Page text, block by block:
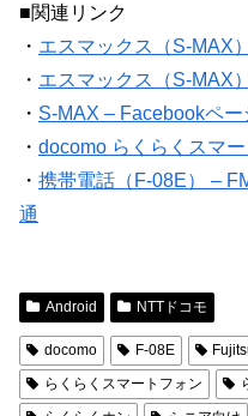
■関連リンク
・ エスマックス（S-MAX）
・ エスマックス（S-MAX
・ S-MAX – Facebookペー
・ docomo らくらくスマ
・ 携帯電話（F-08E） –
通
Android NTTドコモ
docomo F-08E
らくらくスマートフォン